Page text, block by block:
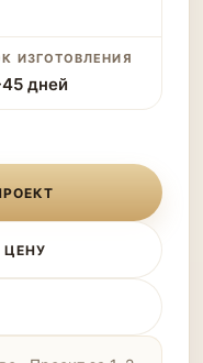
ИЗГОТОВЛЕНИЯ
дней
ЦЕНУ